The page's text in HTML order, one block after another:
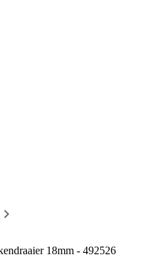
18mm - 492526